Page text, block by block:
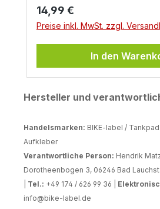
Regulärer Preis:
14,99 €
Preise inkl. MwSt. zzgl.
In den
Hersteller und
Handelsmarken: BIKE-label /
Aufkleber
Verantwortliche Person: Hendrik
Dorotheenbogen 3, 06246 Bad
Tel.: +49 174 / 626 99 36 |
info@bike-label.de